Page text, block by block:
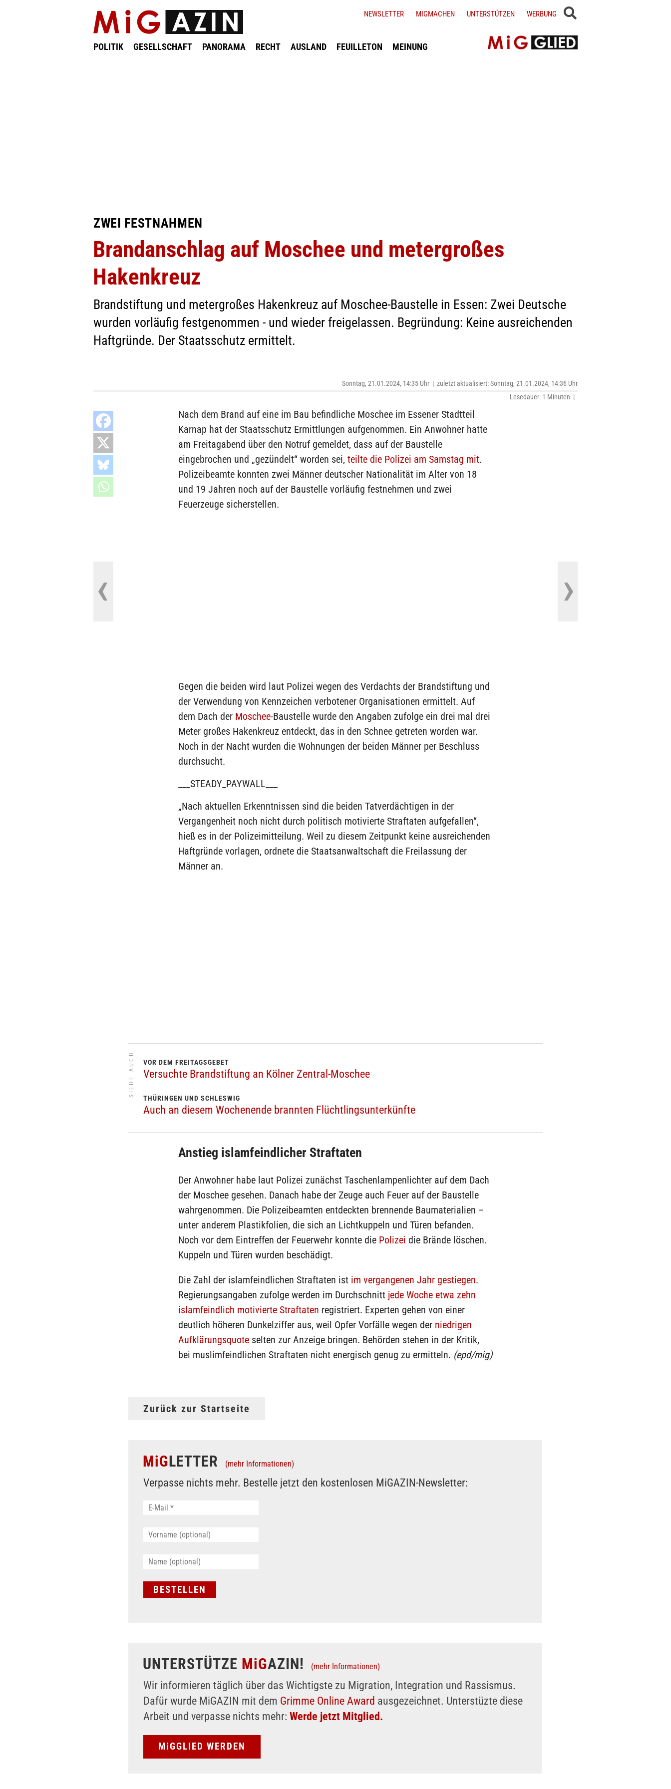
POLITIK GESELLSCHAFT PANORAMA RECHT AUSLAND FEUILLETON MEINUNG
NEWSLETTER MIGMACHEN UNTERSTÜTZEN WERBUNG
ZWEI FESTNAHMEN
Brandanschlag auf Moschee und metergroßes
Hakenkreuz
Brandstiftung und metergroßes Hakenkreuz auf Moschee-Baustelle in Essen: Zwei Deutsche
wurden vorläufig festgenommen - und wieder freigelassen. Begründung: Keine ausreichenden
Haftgründe. Der Staatsschutz ermittelt.
Sonntag, 21.01.2024, 14:35 Uhr | zuletzt aktualisiert: Sonntag, 21.01.2024, 14:36 Uhr
Lesedauer: 1 Minuten |
Nach dem Brand auf eine im Bau befindliche Moschee im Essener Stadtteil
Karnap hat der Staatsschutz Ermittlungen aufgenommen. Ein Anwohner hatte
am Freitagabend über den Notruf gemeldet, dass auf der Baustelle
eingebrochen und „gezündelt“ worden sei, teilte die Polizei am Samstag mit.
Polizeibeamte konnten zwei Männer deutscher Nationalität im Alter von 18
und 19 Jahren noch auf der Baustelle vorläufig festnehmen und zwei
Feuerzeuge sicherstellen.
Gegen die beiden wird laut Polizei wegen des Verdachts der Brandstiftung und
der Verwendung von Kennzeichen verbotener Organisationen ermittelt. Auf
dem Dach der Moschee-Baustelle wurde den Angaben zufolge ein drei mal drei
Meter großes Hakenkreuz entdeckt, das in den Schnee getreten worden war.
Noch in der Nacht wurden die Wohnungen der beiden Männer per Beschluss
durchsucht.
___STEADY_PAYWALL___
„Nach aktuellen Erkenntnissen sind die beiden Tatverdächtigen in der
Vergangenheit noch nicht durch politisch motivierte Straftaten aufgefallen“,
hieß es in der Polizeimitteilung. Weil zu diesem Zeitpunkt keine ausreichenden
Haftgründe vorlagen, ordnete die Staatsanwaltschaft die Freilassung der
Männer an.
SIEHE AUCH VOR DEM FREITAGSGEBET
Versuchte Brandstiftung an Kölner Zentral-Moschee
THÜRINGEN UND SCHLESWIG
Auch an diesem Wochenende brannten Flüchtlingsunterkünfte
Anstieg islamfeindlicher Straftaten
Der Anwohner habe laut Polizei zunächst Taschenlampenlichter auf dem Dach
der Moschee gesehen. Danach habe der Zeuge auch Feuer auf der Baustelle
wahrgenommen. Die Polizeibeamten entdeckten brennende Baumaterialien –
unter anderem Plastikfolien, die sich an Lichtkuppeln und Türen befanden.
Noch vor dem Eintreffen der Feuerwehr konnte die Polizei die Brände löschen.
Kuppeln und Türen wurden beschädigt.
Die Zahl der islamfeindlichen Straftaten ist im vergangenen Jahr gestiegen.
Regierungsangaben zufolge werden im Durchschnitt jede Woche etwa zehn
islamfeindlich motivierte Straftaten registriert. Experten gehen von einer
deutlich höheren Dunkelziffer aus, weil Opfer Vorfälle wegen der niedrigen
Aufklärungsquote selten zur Anzeige bringen. Behörden stehen in der Kritik,
bei muslimfeindlichen Straftaten nicht energisch genug zu ermitteln. (epd/mig)
Zurück zur Startseite
MiGLETTER (mehr Informationen)
Verpasse nichts mehr. Bestelle jetzt den kostenlosen MiGAZIN-Newsletter:
UNTERSTÜTZE MiGAZIN! (mehr Informationen)
Wir informieren täglich über das Wichtigste zu Migration, Integration und Rassismus.
Dafür wurde MiGAZIN mit dem Grimme Online Award ausgezeichnet. Unterstüzte diese
Arbeit und verpasse nichts mehr: Werde jetzt Mitglied.
MiGGLIED WERDEN